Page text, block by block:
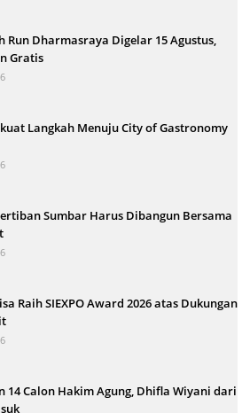
Run Dharmasraya Digelar 15 Agustus,
Gratis
Langkah Menuju City of Gastronomy
Sumbar Harus Dibangun Bersama
Raih SIEXPO Award 2026 atas Dukungan
14 Calon Hakim Agung, Dhifla Wiyani dari